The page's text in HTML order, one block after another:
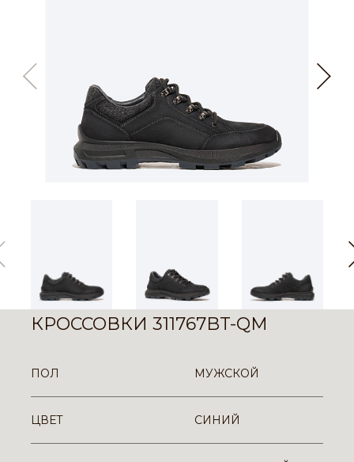
КРОССОВКИ 311767BT-QM
ПОЛ МУЖСКОЙ
ЦВЕТ СИНИЙ